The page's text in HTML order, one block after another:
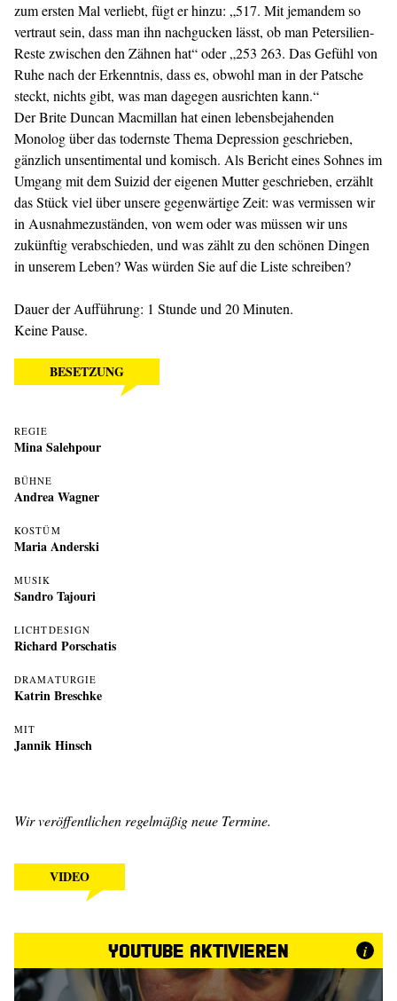
zum ersten Mal verliebt, fügt er hinzu: „517. Mit jemandem so
vertraut sein, dass man ihn nachgucken lässt, ob man Petersilien-
Reste zwischen den Zähnen hat“ oder „253 263. Das Gefühl von
Ruhe nach der Erkenntnis, dass es, obwohl man in der Patsche
steckt, nichts gibt, was man dagegen ausrichten kann.“
Der Brite Duncan Macmillan hat einen lebensbejahenden
Monolog über das todernste Thema Depression geschrieben,
gänzlich unsentimental und komisch. Als Bericht eines Sohnes im
Umgang mit dem Suizid der eigenen Mutter geschrieben, erzählt
das Stück viel über unsere gegenwärtige Zeit: was vermissen wir
in Ausnahmezuständen, von wem oder was müssen wir uns
zukünftig verabschieden, und was zählt zu den schönen Dingen
in unserem Leben? Was würden Sie auf die Liste schreiben?
Dauer der Aufführung: 1 Stunde und 20 Minuten.
Keine Pause.
BESETZUNG
REGIE
Mina Salehpour
BÜHNE
Andrea Wagner
KOSTÜM
Maria Anderski
MUSIK
Sandro Tajouri
LICHTDESIGN
Richard Porschatis
DRAMATURGIE
Katrin Breschke
MIT
Jannik Hinsch
Wir veröffentlichen regelmäßig neue Termine.
VIDEO
YouTube aktivieren i